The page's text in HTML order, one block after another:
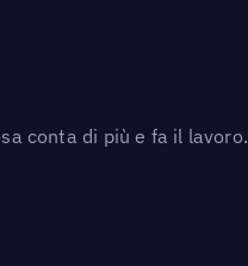
conta di più e fa il lavoro.